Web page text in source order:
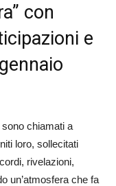
con
e
chiamati a
loro, sollecitati
rivelazioni,
un’atmosfera che fa